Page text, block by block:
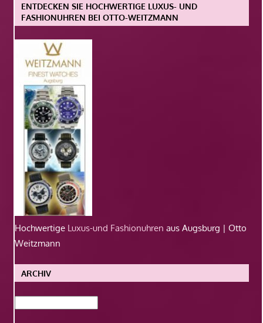
ENTDECKEN SIE HOCHWERTIGE LUXUS- UND
FASHIONUHREN BEI OTTO-WEITZMANN
Hochwertige Luxus-und Fashionuhren aus Augsburg | Otto
Weitzmann
ARCHIV